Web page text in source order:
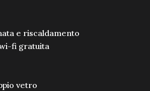
e riscaldamento
fi gratuita
vetro